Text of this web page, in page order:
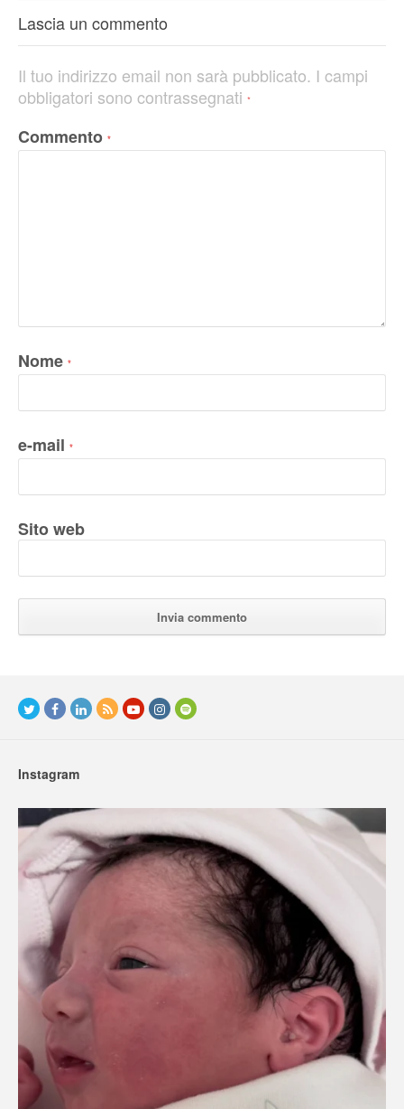
Lascia un commento
Il tuo indirizzo email non sarà pubblicato. I campi
obbligatori sono contrassegnati *
Commento *
Nome *
e-mail *
Sito web
Instagram